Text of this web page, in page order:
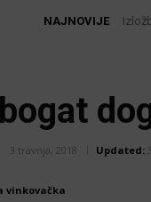
NAJNOVIJE
3 travnja, 2018 Updated:
vinkovačka